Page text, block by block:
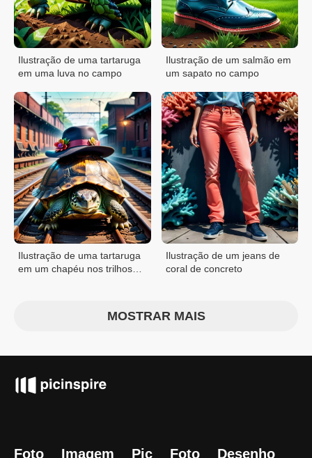
Ilustração de uma tartaruga
em uma luva no campo
Ilustração de um salmão em
um sapato no campo
Ilustração de uma tartaruga
em um chapéu nos trilhos
Ilustração de um jeans de
coral de concreto
MOSTRAR MAIS
Foto Imagem Pic Foto Desenho